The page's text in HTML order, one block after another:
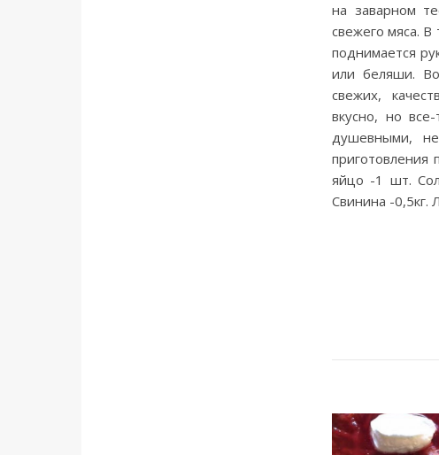
на заварном
свежего мяса.
поднимается
или беляши.
свежих,
вкусно, но
душевными,
приготовления
яйцо -1 шт.
Свинина -0,5кг.